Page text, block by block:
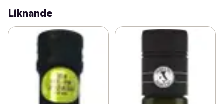
Liknande